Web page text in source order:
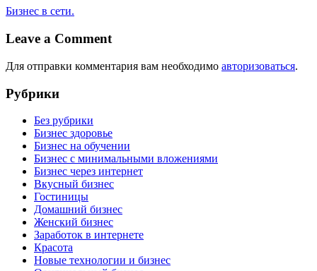
Бизнес в сети.
Leave a Comment
Для отправки комментария вам необходимо авторизоваться.
Рубрики
Без рубрики
Бизнес здоровье
Бизнес на обучении
Бизнес с минимальными вложениями
Бизнес через интернет
Вкусный бизнес
Гостиницы
Домашний бизнес
Женский бизнес
Заработок в интернете
Красота
Новые технологии и бизнес